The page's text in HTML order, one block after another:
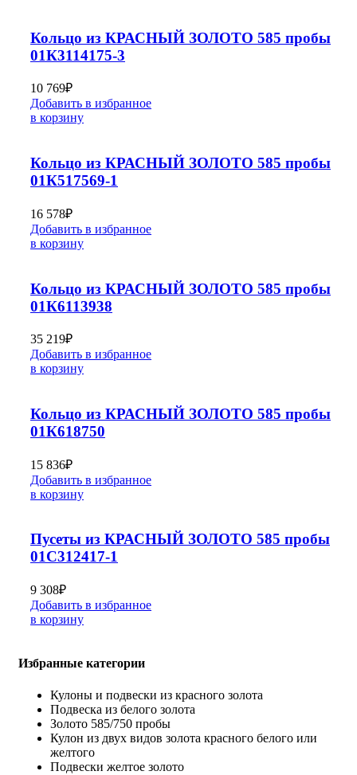
Кольцо из КРАСНЫЙ ЗОЛОТО 585 пробы
01К3114175-3
10 769₽
Добавить в избранное
в корзину
Кольцо из КРАСНЫЙ ЗОЛОТО 585 пробы
01К517569-1
16 578₽
Добавить в избранное
в корзину
Кольцо из КРАСНЫЙ ЗОЛОТО 585 пробы
01К6113938
35 219₽
Добавить в избранное
в корзину
Кольцо из КРАСНЫЙ ЗОЛОТО 585 пробы
01К618750
15 836₽
Добавить в избранное
в корзину
Пусеты из КРАСНЫЙ ЗОЛОТО 585 пробы
01С312417-1
9 308₽
Добавить в избранное
в корзину
Избранные категории
Кулоны и подвески из красного золота
Подвеска из белого золота
Золото 585/750 пробы
Кулон из двух видов золота красного белого или
желтого
Подвески желтое золото